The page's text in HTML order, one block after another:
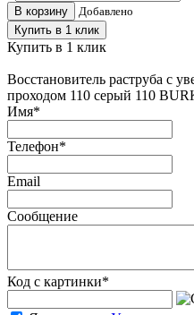
В корзину
Добавлено
Купить в 1 клик
Купить в 1 клик
Восстановитель раструба с
проходом 110 серый 110
Имя*
Телефон*
Email
Сообщение
Код с картинки*